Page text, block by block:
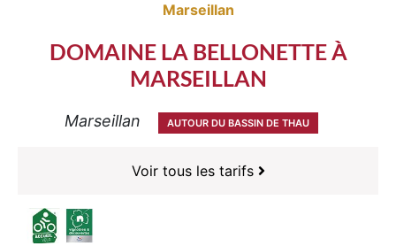
Marseillan
DOMAINE LA BELLONETTE À
MARSEILLAN
Marseillan AUTOUR DU BASSIN DE THAU
Voir tous les tarifs